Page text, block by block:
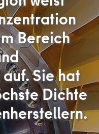
Bereich
Sie hat
Dichte